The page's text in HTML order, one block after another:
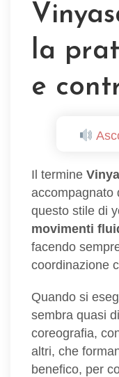
la
e
Il termine
accompagnato
questo stile di
movimenti
facendo
coordinazione
Quando si
sembra quasi
coreografia,
altri, che
benefico, per